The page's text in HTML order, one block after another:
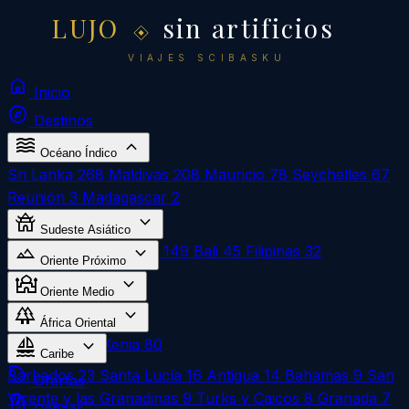
LUJO sin artificios
VIAJES SCIBASKU
home Inicio
explore Destinos
waves Océano Índico expand_more
Sri Lanka 268 Maldivas 208 Mauricio 78 Seychelles 67
Reunión 3 Madagascar 2
temple_buddhist Sudeste Asiático expand_more
Vietnam 270 Tailandia 149 Bali 45 Filipinas 32
landscape Oriente Próximo expand_more
Egipto
mosque Oriente Medio expand_more
Omán 1
forest África Oriental expand_more
Zanzíbar 183 Kenia 80
sailing Caribe expand_more
Barbados 23 Santa Lucía 16 Antigua 14 Bahamas 9 San
Vicente y las Granadinas 9 Turks y Caicos 8 Granada 7
local_offer Ofertas
request_quote